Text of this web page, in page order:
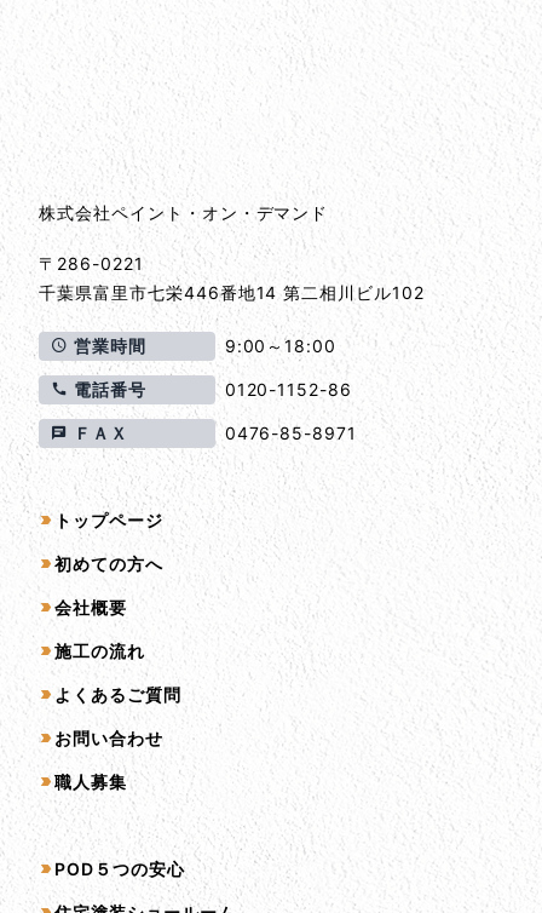
会社情報とサイトマップ
会社情報
株式会社ペイント・オン・デマンド
〒286-0221
千葉県富里市七栄446番地14 第二相川ビル102
営業時間 9:00～18:00
電話番号 0120-1152-86
ＦＡＸ 0476-85-8971
サイトマップ
トップページ
初めての方へ
会社概要
施工の流れ
よくあるご質問
お問い合わせ
職人募集
サービス一覧
POD５つの安心